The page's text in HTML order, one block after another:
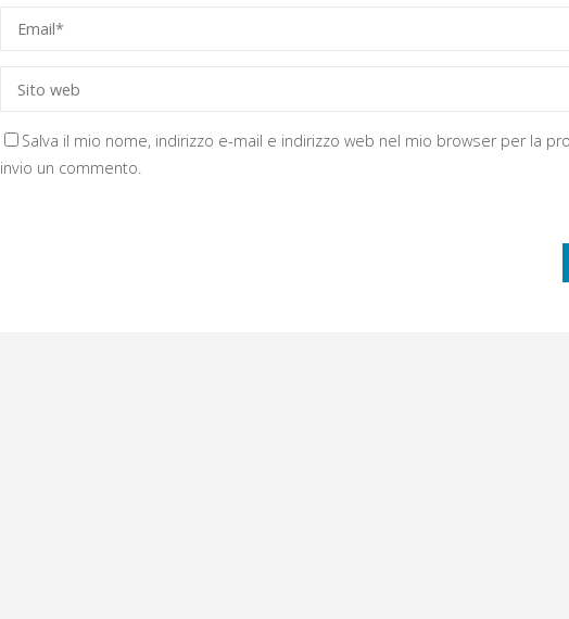
Salva il mio nome, indirizzo e-mail e indirizzo web nel mio browser per la
invio un commento.